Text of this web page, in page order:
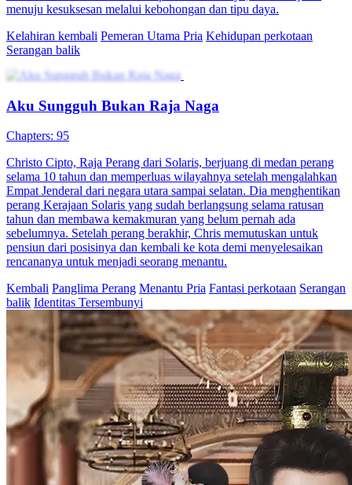
Fandi Susono dan ibunya, Sekar Harsya, mengalami tragedi ketika
Perang, Lintang Yaksa, waktu berjalan-jalan. Keluarga Panglima
kemudian, Lintang disergap dan terluka parah, lalu masuk ke rumah
peluang, Fandi akhirnya menyamar sebagai Lintang dan menyusup
merencanakan pembalasan dendamnya, menghina mantan pacarnya,
dan membalas dendam terhadap musuh lamanya, memulai jalan
menuju kesuksesan melalui kebohongan dan tipu daya.
Panglima PerangPembalasan dendamSerangan balik
Panglima Perang Jatuh Cinta
55 Episodes
Tania adalah putri Ajudan Marcel yang mengorbankan nyawanya
demi menyelamatkan Panglima Timothy. Marcel meminta tolong
a...Tonton Panglima Perang Jatuh Cinta secara gratis di NetShort.
Temukan lebih banyak drama populer.
One Night StandSalah paham
Kejayaan Seumur Hidup
Chapters: 75